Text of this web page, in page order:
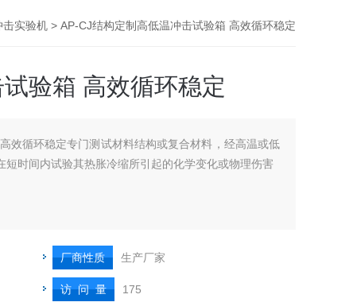
击实验机 > AP-CJ结构定制高低温冲击试验箱 高效循环稳定
验箱 高效循环稳定
效循环稳定专门测试材料结构或复合材料，经高温或低
时间内试验其热胀冷缩所引起的化学变化或物理伤害
厂商性质 生产厂家
访 问 量 175